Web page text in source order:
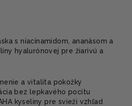
s niacínamidom, ananásom a
hyalurónovej pre žiarivú a
a vitalita pokožky
bez lepkavého pocitu
kyseliny pre svieži vzhľad